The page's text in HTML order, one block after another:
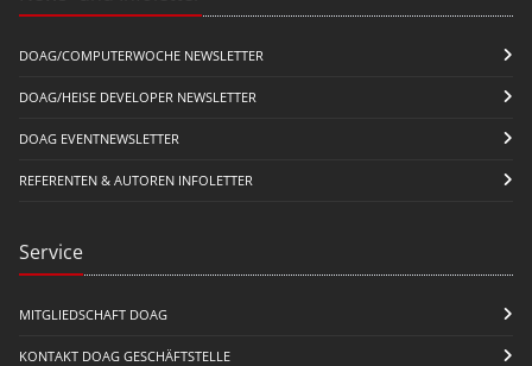
DOAG/COMPUTERWOCHE NEWSLETTER
DOAG/HEISE DEVELOPER NEWSLETTER
DOAG EVENTNEWSLETTER
REFERENTEN & AUTOREN INFOLETTER
Service
MITGLIEDSCHAFT DOAG
KONTAKT DOAG GESCHÄFTSTELLE